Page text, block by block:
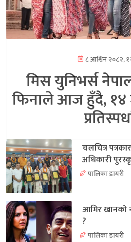
८ आश्विन २०८२,
मिस युनिभर्स
फिनाले आज हुँदै, १४
चलचित्र
अधिकारी
पालिका डायरी
आमिर खानको
?
पालिका डायरी